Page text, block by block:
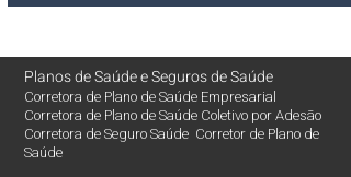
Planos de SaúdeeSeguros de Saúde
Corretora de Plano de Saúde Empresarial
Corretora de Plano de Saúde Coletivo por Adesão
Corretora de Seguro Saúde Corretor de Plano de
Saúde